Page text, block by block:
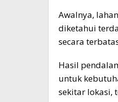
Awalnya,
diketahui
secara
Hasil
untuk
sekitar lokasi,